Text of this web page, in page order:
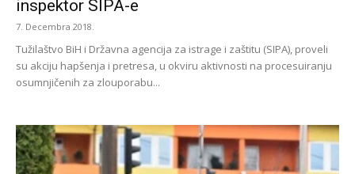
inspektor SIPA-e
7. Decembra 2018.
Tužilaštvo BiH i Državna agencija za istrage i zaštitu (SIPA), proveli
su akciju hapšenja i pretresa, u okviru aktivnosti na procesuiranju
osumnjičenih za zlouporabu...